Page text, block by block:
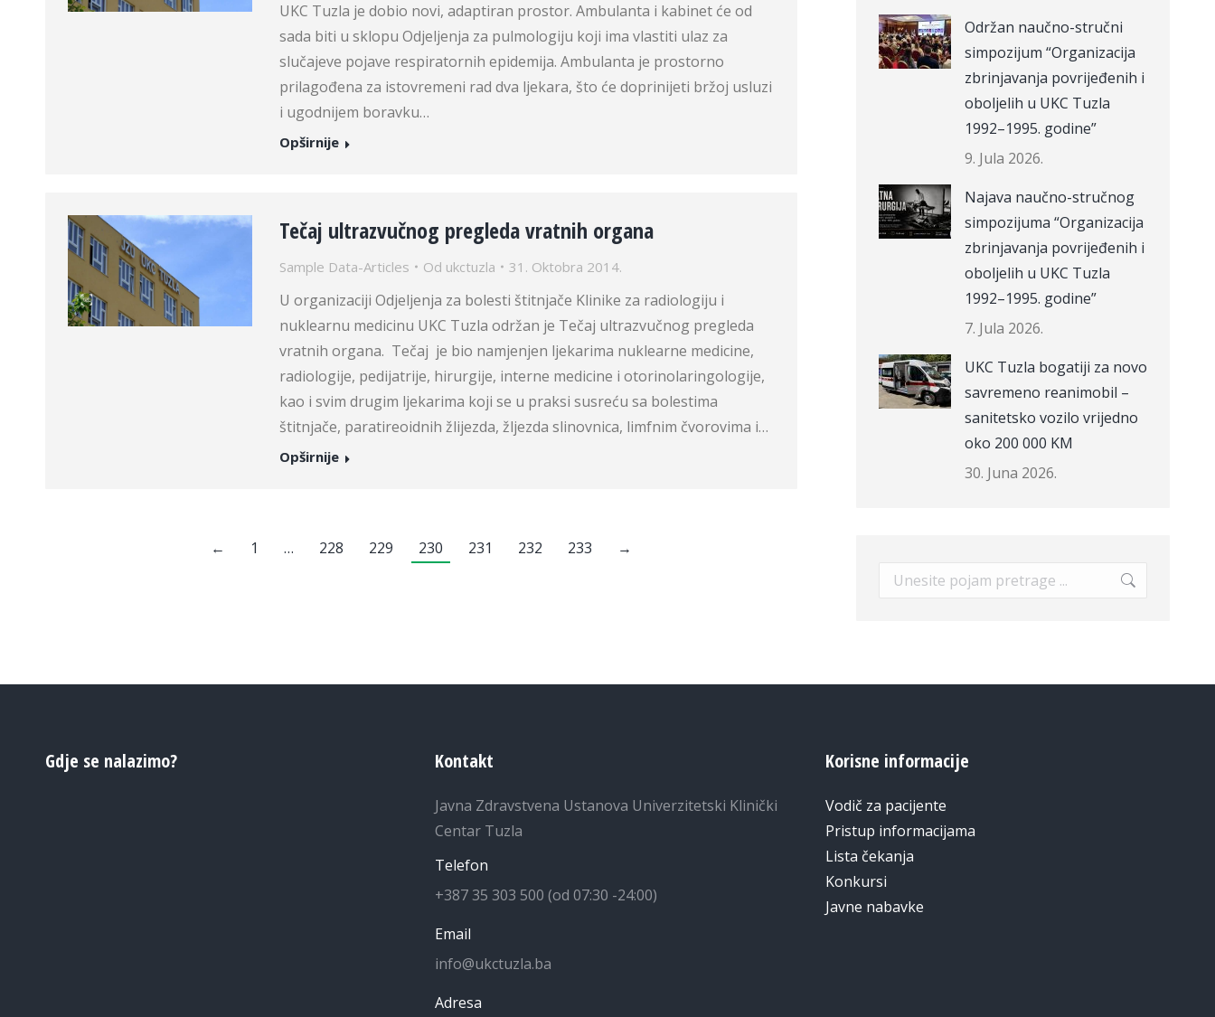
UKC Tuzla je dobio novi, adaptiran prostor. Ambulanta i kabinet će od
sada biti u sklopu Odjeljenja za pulmologiju koji ima vlastiti ulaz za
slučajeve pojave respiratornih epidemija. Ambulanta je prostorno
prilagođena za istovremeni rad dva ljekara, što će doprinijeti bržoj usluzi
i ugodnijem boravku…
Opširnije
Tečaj ultrazvučnog pregleda vratnih organa
Sample Data-Articles Od ukctuzla 31. Oktobra 2014.
U organizaciji Odjeljenja za bolesti štitnjače Klinike za radiologiju i
nuklearnu medicinu UKC Tuzla održan je Tečaj ultrazvučnog pregleda
vratnih organa. Tečaj je bio namjenjen ljekarima nuklearne medicine,
radiologije, pedijatrije, hirurgije, interne medicine i otorinolaringologije,
kao i svim drugim ljekarima koji se u praksi susreću sa bolestima
štitnjače, paratireoidnih žlijezda, žljezda slinovnica, limfnim čvorovima i…
Opširnije
← 1 … 228 229 230 231 232 233 →
Održan naučno-stručni
simpozijum “Organizacija
zbrinjavanja povrijeđenih i
oboljelih u UKC Tuzla
1992–1995. godine”
9. Jula 2026.
Najava naučno-stručnog
simpozijuma “Organizacija
zbrinjavanja povrijeđenih i
oboljelih u UKC Tuzla
1992–1995. godine”
7. Jula 2026.
UKC Tuzla bogatiji za novo
savremeno reanimobil –
sanitetsko vozilo vrijedno
oko 200 000 KM
30. Juna 2026.
Search:
Gdje se nalazimo? Kontakt
Javna Zdravstvena Ustanova Univerzitetski Klinički
Centar Tuzla
Telefon
+387 35 303 500 (od 07:30 -24:00)
Email
info@ukctuzla.ba
Adresa
Korisne informacije
Vodič za pacijente
Pristup informacijama
Lista čekanja
Konkursi
Javne nabavke